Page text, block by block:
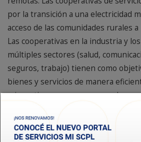
por la transición a una electricidad
acceso de las comunidades rurales
Las cooperativas en la industria y
múltiples sectores (salud,
seguros, trabajo) tienen como
bienes y servicios de manera
mismo tiempo que crean empleo
duración, y así un montón de
Hoy las Cooperativas del mundo
porque representamos a más de